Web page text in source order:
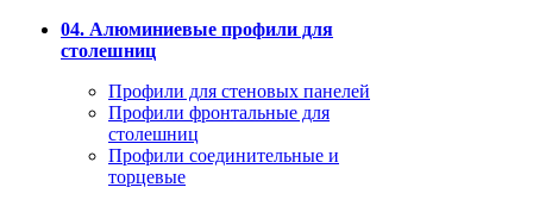
04. Алюминиевые профили для
столешниц
Профили для стеновых панелей
Профили фронтальные для
столешниц
Профили соединительные и
торцевые